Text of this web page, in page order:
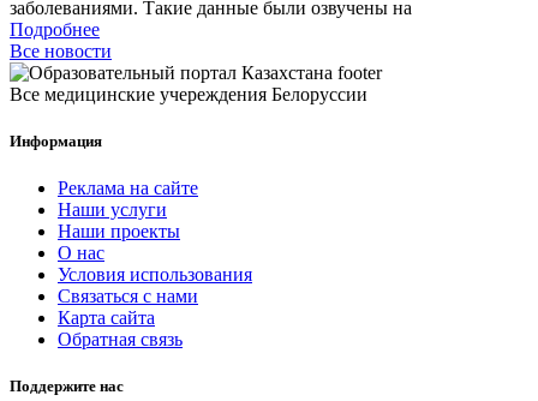
заболеваниями. Такие данные были озвучены на
Подробнее
Все новости
Все медицинские учереждения Белоруссии
Информация
Реклама на сайте
Наши услуги
Наши проекты
О нас
Условия использования
Связаться с нами
Карта сайта
Обратная связь
Поддержите нас